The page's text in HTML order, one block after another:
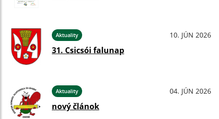
Aktuality 10. JÚN 2026
31. Csicsói falunap
Aktuality 04. JÚN 2026
nový článok